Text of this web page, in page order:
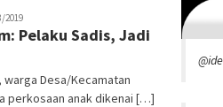
2019
Pelaku Sadis, Jadi
warga Desa/Kecamatan
perkosaan anak dikenai […]